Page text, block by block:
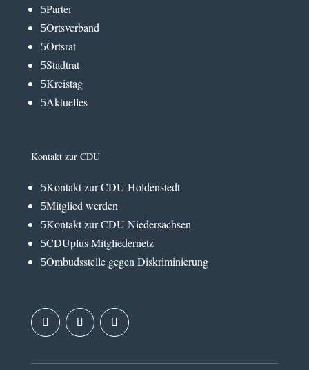
5Partei
5Ortsverband
5Ortsrat
5Stadtrat
5Kreistag
5Aktuelles
Kontakt zur CDU
5Kontakt zur CDU Holdenstedt
5Mitglied werden
5Kontakt zur CDU Niedersachsen
5CDUplus Mitgliedernetz
5Ombudsstelle gegen Diskriminierung